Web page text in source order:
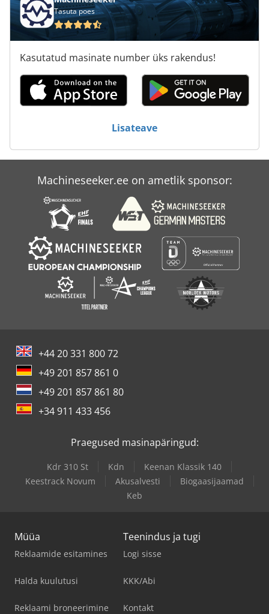
Tak 18
Tielburger Tk 18
Tp 201
Tasuta poes
Kasutatud masinate number üks rakendus!
Lisateave
Machineseeker.ee on ametlik sponsor:
+44 20 331 800 72
+49 201 857 861 0
+49 201 857 861 80
+34 911 433 456
Praegused masinapäringud:
Kdr 310 St Kdn
Keenan Klassik 140
Keestrack Novum
Akusalvesti
Biogaasijaamad
Keb
Müüa
Reklaamide esitamines
Halda kuulutusi
Reklaami broneerimine
Teenindus ja tugi
Logi sisse
KKK/Abi
Kontakt